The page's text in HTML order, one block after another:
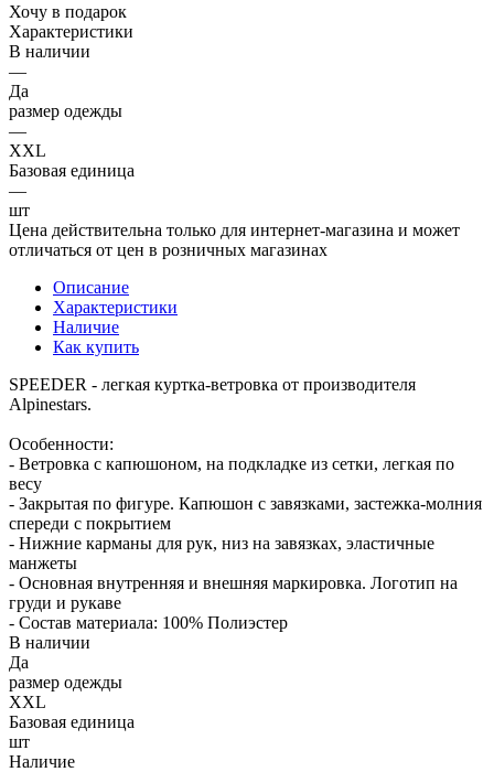
Хочу в подарок
Характеристики
В наличии
—
Да
размер одежды
—
XXL
Базовая единица
—
шт
Цена действительна только для интернет-магазина и может
отличаться от цен в розничных магазинах
Описание
Характеристики
Наличие
Как купить
SPEEDER - легкая куртка-ветровка от производителя
Alpinestars.
Особенности:
- Ветровка с капюшоном, на подкладке из сетки, легкая по
весу
- Закрытая по фигуре. Капюшон с завязками, застежка-молния
спереди с покрытием
- Нижние карманы для рук, низ на завязках, эластичные
манжеты
- Основная внутренняя и внешняя маркировка. Логотип на
груди и рукаве
- Состав материала: 100% Полиэстер
В наличии
Да
размер одежды
XXL
Базовая единица
шт
Наличие